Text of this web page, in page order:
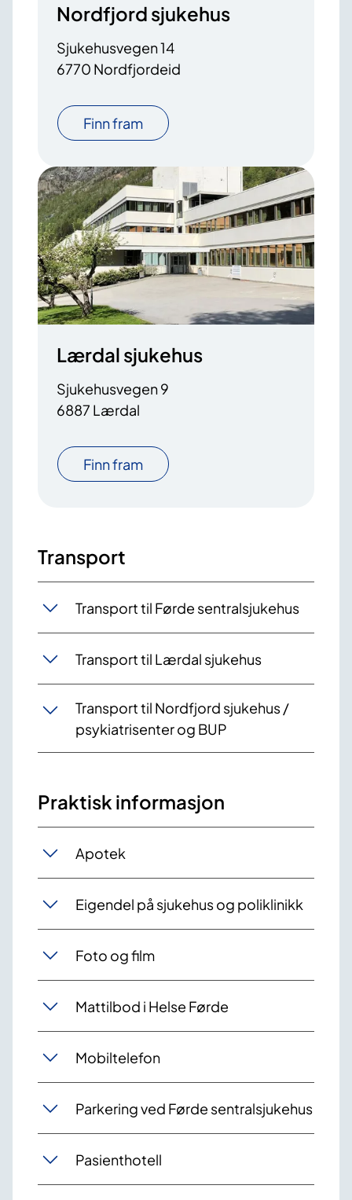
Nordfjord sjukehus
Sjukehusvegen 14
6770 Nordfjordeid
Finn fram
Lærdal sjukehus
Sjukehusvegen 9
6887 Lærdal
Finn fram
Transport
Transport til Førde sentralsjukehus
Transport til Lærdal sjukehus
Transport til Nordfjord sjukehus /
psykiatrisenter og BUP
Praktisk informasjon
Apotek
Eigendel på sjukehus og poliklinikk
Foto og film
Mattilbod i Helse Førde
Mobiltelefon
Parkering ved Førde sentralsjukehus
Pasienthotell